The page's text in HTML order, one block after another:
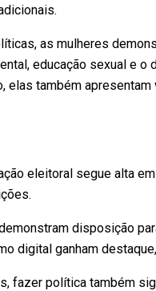
as mulheres
educação sexual e
elas também
eleitoral segue alta
disposição
digital ganham
fazer política também